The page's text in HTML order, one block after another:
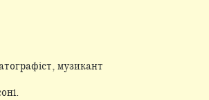
музикант